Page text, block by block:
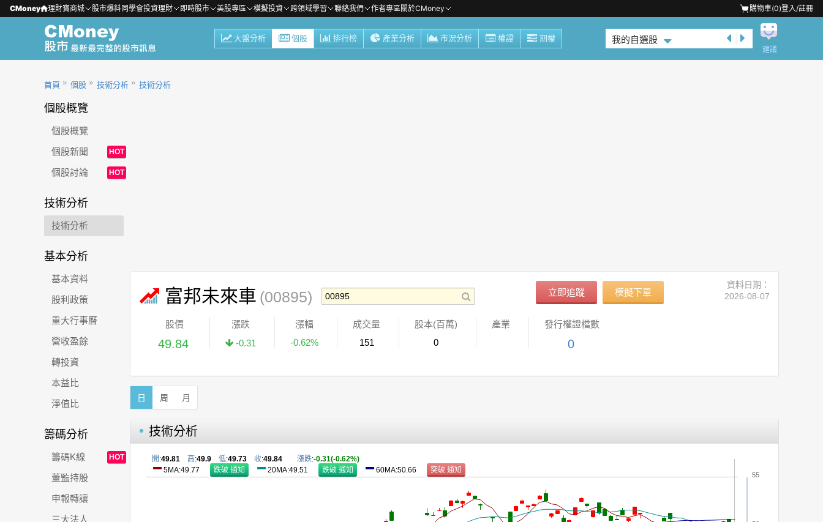
CMoney 理財寶商城 股市爆料同學會投資理財 即時股市 美股專區 模擬投資 跨領域學習 聯絡我們 作者專區關於CMoney 購物車(0)登入/註冊
大盤分析 個股 排行榜 產業分析 市況分析 權證 期權 我的自選股
建議
首頁 個股 技術分析 技術分析
個股概覽
個股概覽
個股新聞
HOT
個股討論 HOT
技術分析
技術分析
基本分析
基本資料
股利政策
重大行事曆
營收盈餘
轉投資
本益比
淨值比
籌碼分析
籌碼K線 HOT
董監持股
申報轉讓
三大法人
富邦未來車 (00895) 立即追蹤 模擬下單
資料日期：
2026-08-07
股價
49.84
漲跌
-0.31
漲幅
-0.62%
成交量
151
股本(百萬)
0
產業 發行權證檔數
0
日 周 月
技術分析
55
開 :49.81 高:49.9 低:49.73 收:49.84 漲跌:-0.31(-0.62%)
5MA:49.77
20MA:49.51 60MA:50.66